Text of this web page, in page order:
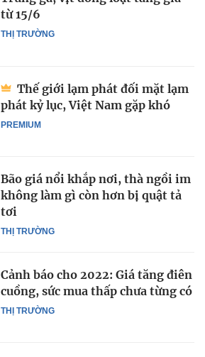
THỊ TRƯỜNG
từ 15/6
PREMIUM
Thế giới lạm phát đối mặt lạm
phát kỷ lục, Việt Nam gặp khó
THỊ TRƯỜNG
Bão giá nổi khắp nơi, thà ngồi im
không làm gì còn hơn bị quật tả
tơi
THỊ TRƯỜNG
Cảnh báo cho 2022: Giá tăng điên
cuồng, sức mua thấp chưa từng có